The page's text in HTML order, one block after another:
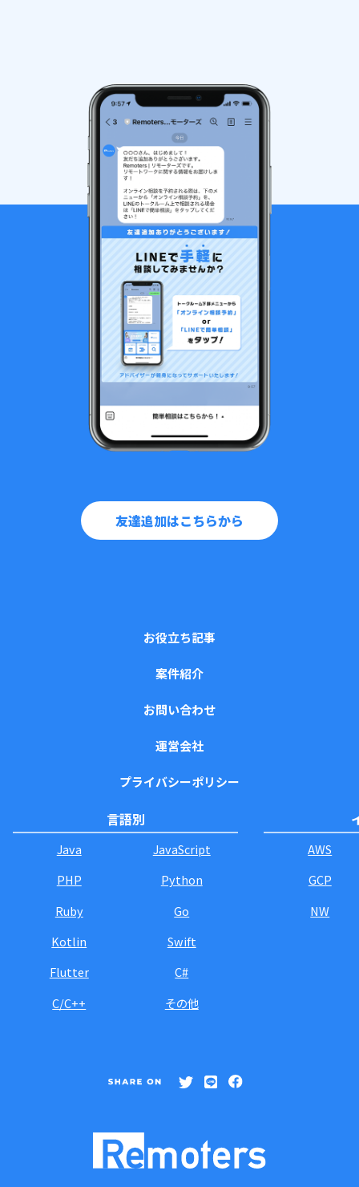
友達追加はこちらから
お役立ち記事
案件紹介
お問い合わせ
運営会社
プライバシーポリシー
言語別
Java
JavaScript
PHP
Python
Ruby
Go
Kotlin
Swift
Flutter
C#
C/C++
その他
AWS
GCP
NW